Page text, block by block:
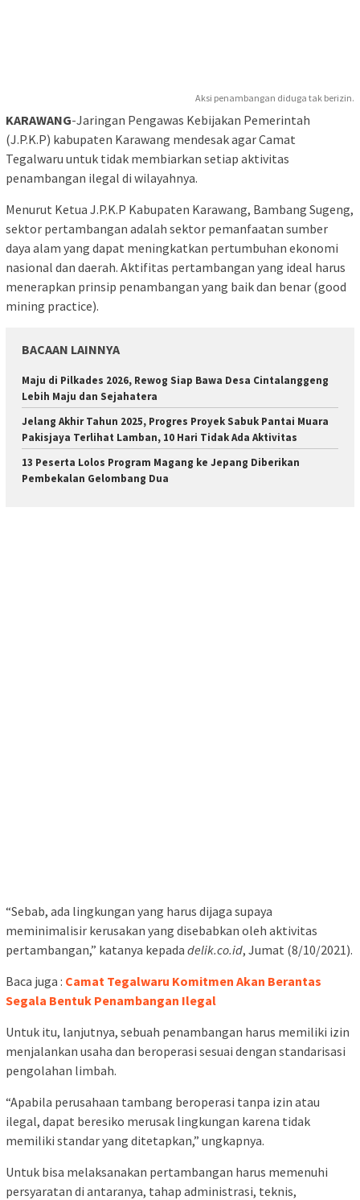
Aksi penambangan diduga tak berizin.
KARAWANG-Jaringan Pengawas Kebijakan Pemerintah
(J.P.K.P) kabupaten Karawang mendesak agar Camat
Tegalwaru untuk tidak membiarkan setiap aktivitas
penambangan ilegal di wilayahnya.
Menurut Ketua J.P.K.P Kabupaten Karawang, Bambang Sugeng,
sektor pertambangan adalah sektor pemanfaatan sumber
daya alam yang dapat meningkatkan pertumbuhan ekonomi
nasional dan daerah. Aktifitas pertambangan yang ideal harus
menerapkan prinsip penambangan yang baik dan benar (good
mining practice).
BACAAN LAINNYA
Maju di Pilkades 2026, Rewog Siap Bawa Desa Cintalanggeng
Lebih Maju dan Sejahatera
Jelang Akhir Tahun 2025, Progres Proyek Sabuk Pantai Muara
Pakisjaya Terlihat Lamban, 10 Hari Tidak Ada Aktivitas
13 Peserta Lolos Program Magang ke Jepang Diberikan
Pembekalan Gelombang Dua
“Sebab, ada lingkungan yang harus dijaga supaya
meminimalisir kerusakan yang disebabkan oleh aktivitas
pertambangan,” katanya kepada delik.co.id, Jumat (8/10/2021).
Baca juga : Camat Tegalwaru Komitmen Akan Berantas
Segala Bentuk Penambangan Ilegal
Untuk itu, lanjutnya, sebuah penambangan harus memiliki izin
menjalankan usaha dan beroperasi sesuai dengan standarisasi
pengolahan limbah.
“Apabila perusahaan tambang beroperasi tanpa izin atau
ilegal, dapat beresiko merusak lingkungan karena tidak
memiliki standar yang ditetapkan,” ungkapnya.
Untuk bisa melaksanakan pertambangan harus memenuhi
persyaratan di antaranya, tahap administrasi, teknis,